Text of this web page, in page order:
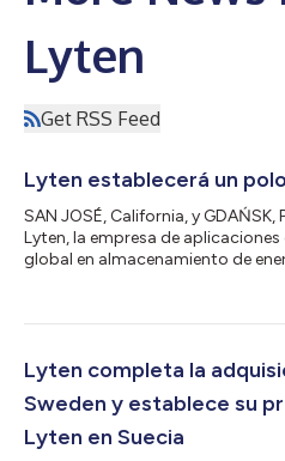
Lyten
Get RSS Feed
Lyten establecerá un
SAN JOSÉ, California, y GDAŃSK,
Lyten, la empresa de
global en almacenamiento de
fabricación para productos de
de energía necesaria. El polo
de Lyten...
Lyten completa la
Sweden y establece su
Lyten en Suecia